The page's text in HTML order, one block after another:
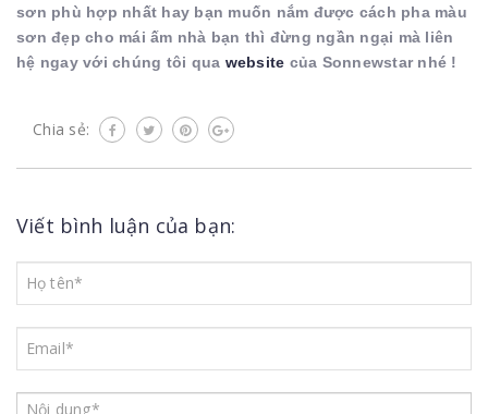
sơn phù hợp nhất hay bạn muốn nắm được cách pha màu
sơn đẹp cho mái ấm nhà bạn thì đừng ngần ngại mà liên
hệ ngay với chúng tôi qua website của Sonnewstar nhé !
Chia sẻ:
Viết bình luận của bạn: